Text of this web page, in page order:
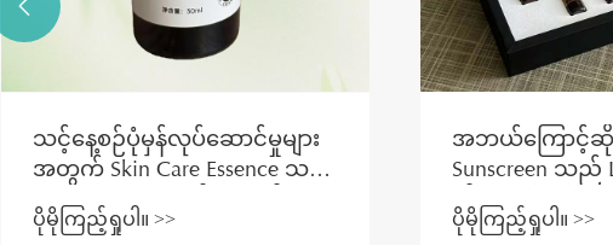
သင့်နေ့စဉ်ပုံမှန်လုပ်ဆောင်မှုများ
အတွက် Skin Care Essence သည်
အဘယ်အရာက မရှိမဖြစ်လိုအပ်
သနည်း။
ပိုမိုကြည့်ရှုပါ။ >>
အဘယ်ကြောင့်
Sunscreen သည်
ကို ပြုပြင်ခြင်း
အသားအရေကို
ပိုမိုကြည့်ရှုပါ။ >>
